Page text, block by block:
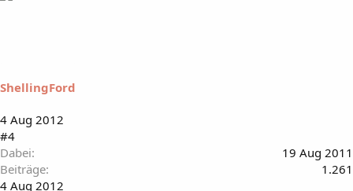
ShellingFord
4 Aug 2012
#4
Dabei
19 Aug 2011
Beiträge
1.261
4 Aug 2012